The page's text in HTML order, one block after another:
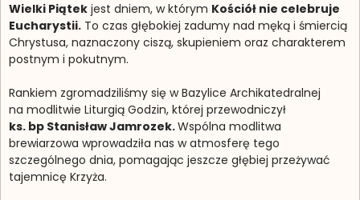
Wielki Piątek jest dniem, w którym Kościół nie celebruje
Eucharystii. To czas głębokiej zadumy nad męką i śmiercią
Chrystusa, naznaczony ciszą, skupieniem oraz charakterem
postnym i pokutnym.
Rankiem zgromadziliśmy się w Bazylice Archikatedralnej
na modlitwie Liturgią Godzin, której przewodniczył
ks. bp Stanisław Jamrozek.Wspólna modlitwa
brewiarzowa wprowadziła nas w atmosferę tego
szczególnego dnia, pomagając jeszcze głębiej przeżywać
tajemnicę Krzyża.